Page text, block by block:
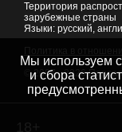
Территория
зарубежные страны
Языки: русский,
© 2007 - 2026
Мы используем
и сбора